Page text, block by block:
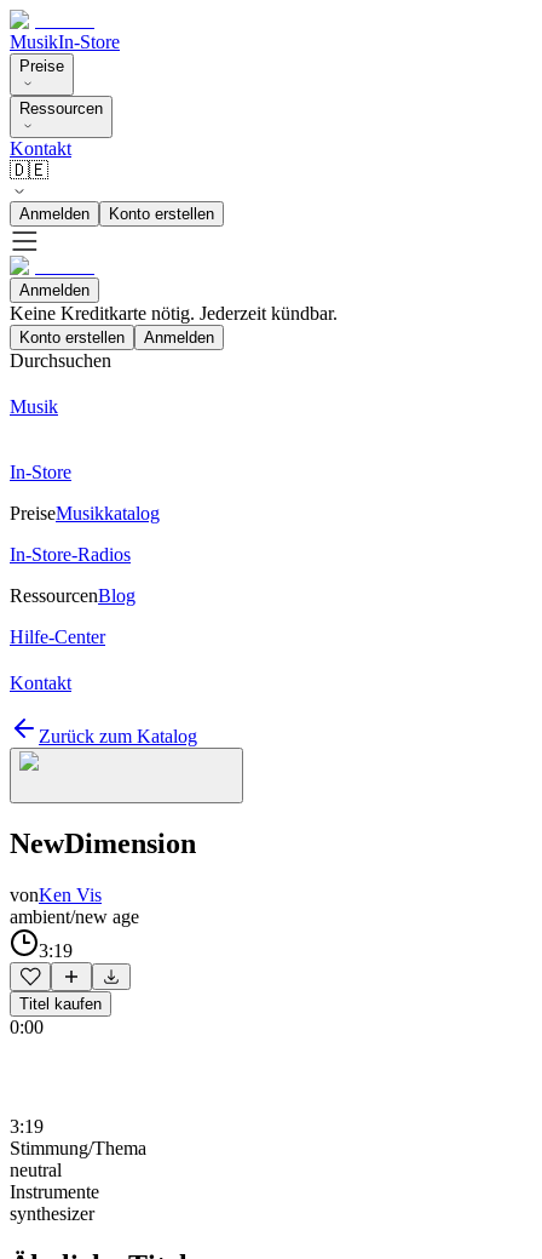
MusikIn-Store
Preise
Ressourcen
Kontakt
🇩🇪
Anmelden Konto erstellen
Anmelden
Keine Kreditkarte nötig. Jederzeit kündbar.
Konto erstellen Anmelden
Durchsuchen
Musik
In-Store
PreiseMusikkatalog
In-Store-Radios
RessourcenBlog
Hilfe-Center
Kontakt
Zurück zum Katalog
NewDimension
vonKen Vis
ambient/new age
3:19
Titel kaufen
0:00
3:19
Stimmung/Thema
neutral
Instrumente
synthesizer